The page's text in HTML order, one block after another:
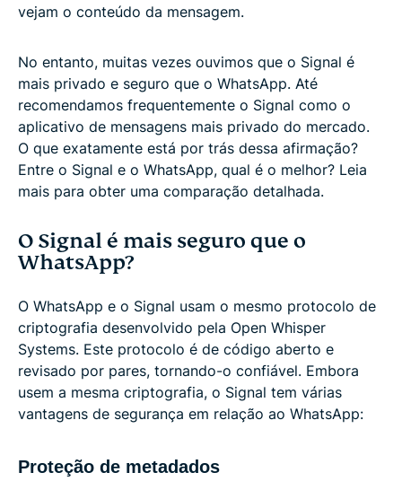
vejam o conteúdo da mensagem.
No entanto, muitas vezes ouvimos que o Signal é
mais privado e seguro que o WhatsApp. Até
recomendamos frequentemente o Signal como o
aplicativo de mensagens mais privado do mercado.
O que exatamente está por trás dessa afirmação?
Entre o Signal e o WhatsApp, qual é o melhor? Leia
mais para obter uma comparação detalhada.
O Signal é mais seguro que o
WhatsApp?
O WhatsApp e o Signal usam o mesmo protocolo de
criptografia desenvolvido pela Open Whisper
Systems. Este protocolo é de código aberto e
revisado por pares, tornando-o confiável. Embora
usem a mesma criptografia, o Signal tem várias
vantagens de segurança em relação ao WhatsApp:
Proteção de metadados